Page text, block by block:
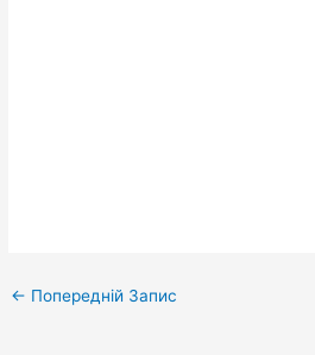
← Попередній Запис